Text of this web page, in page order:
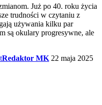
Już po 40. roku życia
trudności w czytaniu z
używania kilku par
są okulary progresywne, ale
Redaktor MK 22 maja 2025